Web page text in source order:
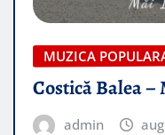
MUZICA
Costică Balea
admin